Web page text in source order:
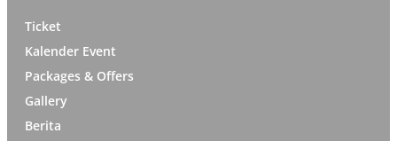
Ticket
Kalender Event
Packages & Offers
Gallery
Berita